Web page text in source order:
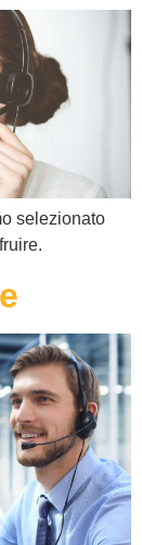
selezionato